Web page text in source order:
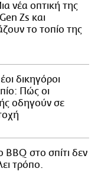
νέα οπτική της
Zs και
το τοπίο της
δικηγόροι
Πώς οι
οδηγούν σε
BBQ στο σπίτι δεν
τρόπο.